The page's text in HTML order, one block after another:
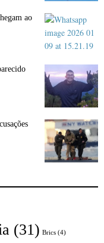
ao
(31) Brics (4)